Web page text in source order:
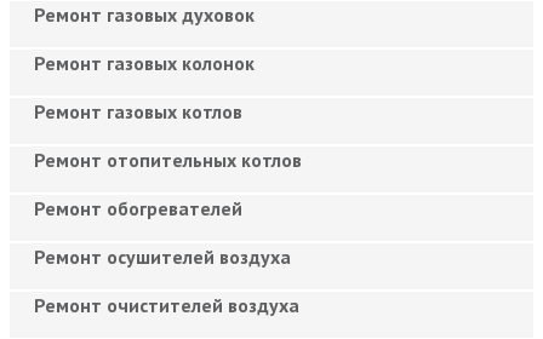
Ремонт газовых духовок
Ремонт газовых колонок
Ремонт газовых котлов
Ремонт отопительных котлов
Ремонт обогревателей
Ремонт осушителей воздуха
Ремонт очистителей воздуха